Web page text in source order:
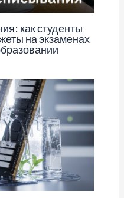
как студенты
на экзаменах